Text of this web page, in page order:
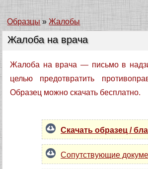
Образцы»Жалобы
Жалоба на врача
Жалоба на врача — письмо в
целью предотвратить
Образец можно скачать бесплатно.
Скачать образец /
Сопутствующие